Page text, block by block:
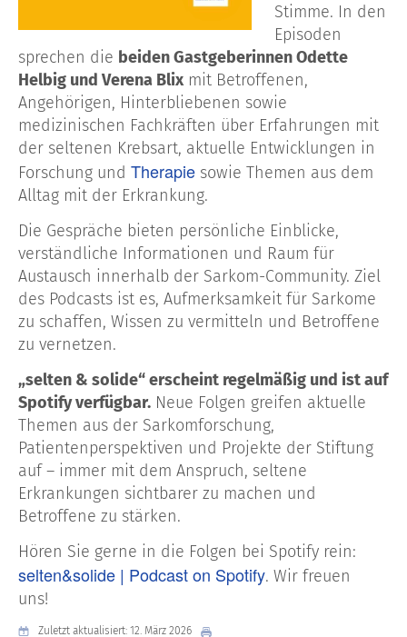
Stimme. In den
Episoden
sprechen die beiden Gastgeberinnen Odette
Helbig und Verena Blix mit Betroffenen,
Angehörigen, Hinterbliebenen sowie
medizinischen Fachkräften über Erfahrungen mit
der seltenen Krebsart, aktuelle Entwicklungen in
Forschung und Therapie sowie Themen aus dem
Alltag mit der Erkrankung.
Die Gespräche bieten persönliche Einblicke,
verständliche Informationen und Raum für
Austausch innerhalb der Sarkom-Community. Ziel
des Podcasts ist es, Aufmerksamkeit für Sarkome
zu schaffen, Wissen zu vermitteln und Betroffene
zu vernetzen.
„selten & solide“ erscheint regelmäßig und ist auf
Spotify verfügbar. Neue Folgen greifen aktuelle
Themen aus der Sarkomforschung,
Patientenperspektiven und Projekte der Stiftung
auf – immer mit dem Anspruch, seltene
Erkrankungen sichtbarer zu machen und
Betroffene zu stärken.
Hören Sie gerne in die Folgen bei Spotify rein:
selten&solide | Podcast on Spotify. Wir freuen
uns!
Zuletzt aktualisiert: 12. März 2026